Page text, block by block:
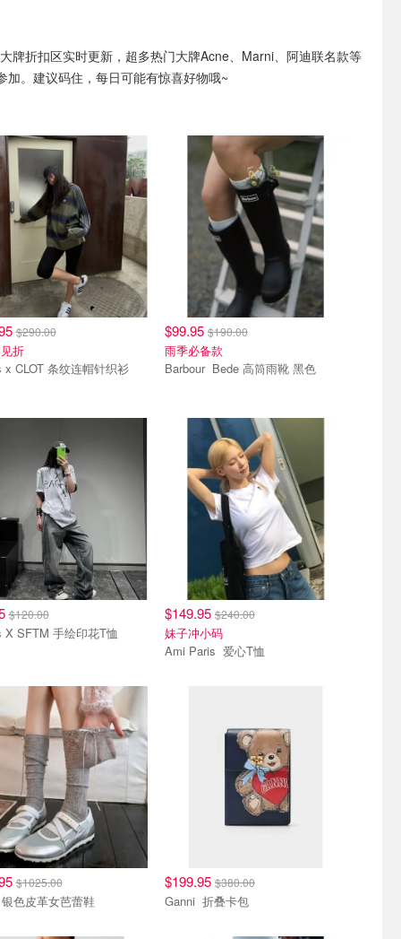
牌折扣区实时更新，超多热门大牌Acne、Marni、阿迪联名款等
加。建议码住，每日可能有惊喜好物哦~
$290.00
折
x CLOT 条纹连帽针织衫
$99.95 $190.00
雨季必备款
Barbour Bede 高筒雨靴 黑色
$120.00
X SFTM 手绘印花T恤
$149.95 $240.00
妹子冲小码
Ami Paris 爱心T恤
$1025.00
Marni 银色皮革女芭蕾鞋
$199.95 $380.00
Ganni 折叠卡包